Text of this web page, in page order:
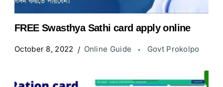
FREE Swasthya Sathi card apply online
October 8, 2022 Online Guide Govt Prokolpo